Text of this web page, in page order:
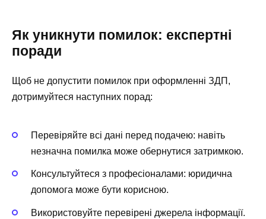
Як уникнути помилок: експертні
поради
Щоб не допустити помилок при оформленні ЗДП,
дотримуйтеся наступних порад:
Перевіряйте всі дані перед подачею: навіть
незначна помилка може обернутися затримкою.
Консультуйтеся з професіоналами: юридична
допомога може бути корисною.
Використовуйте перевірені джерела інформації.